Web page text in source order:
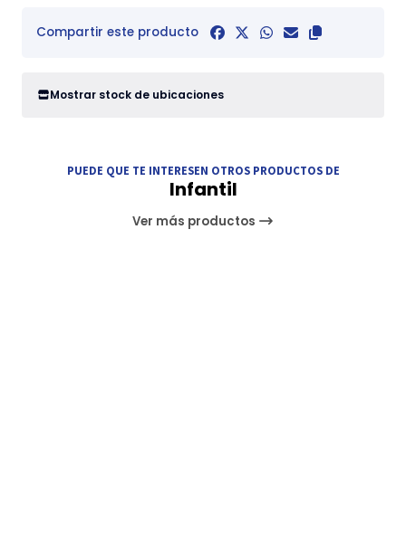
Compartir este producto
Mostrar stock de ubicaciones
PUEDE QUE TE INTERESEN OTROS PRODUCTOS DE
Infantil
Ver más productos